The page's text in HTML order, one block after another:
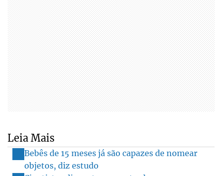
Leia Mais
Bebês de 15 meses já são capazes de nomear
objetos, diz estudo